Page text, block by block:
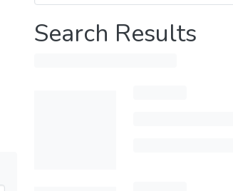
Search Results